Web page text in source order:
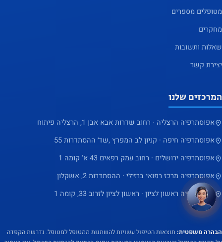
מטופלים מספרים
מחקרים
שאלות ותשובות
יצירת קשר
המרכזים שלנו
אפוסתרפיה הרצליה · רחוב שדרות אבא אבן 1, הרצליה פיתוח
אפוסתרפיה חיפה · קניון לב המפרץ ,שד׳ ההסתדרות 55
אפוסתרפיה ירושלים · רחוב עמק רפאים 43 א' קומה 1
אפוסתרפיה מרכז רפואי ברזילי · ההסתדרות 2, אשקלון
אפוסתרפיה ראשון לציון · ראשון לציון לזרוב 33, קומה 1
הבהרה משפטית: תוצאות הטיפול עשויות להשתנות ממטופל למטופל. נדרשת הקפדה